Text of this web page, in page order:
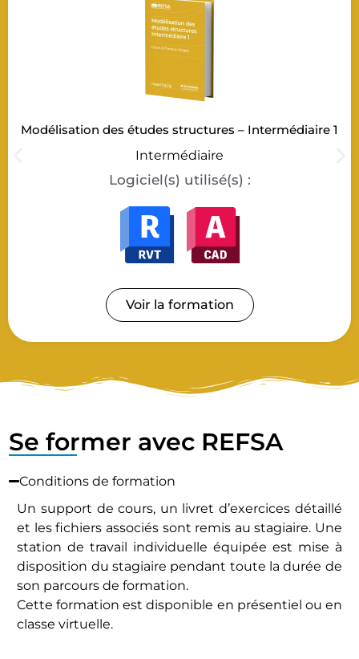
Modélisation des études structures – Intermédiaire 1
Intermédiaire
Logiciel(s) utilisé(s) :
Voir la formation
Se former avec REFSA
Conditions de formation
Un support de cours, un livret d’exercices détaillé
et les fichiers associés sont remis au stagiaire. Une
station de travail individuelle équipée est mise à
disposition du stagiaire pendant toute la durée de
son parcours de formation.
Cette formation est disponible en présentiel ou en
classe virtuelle.